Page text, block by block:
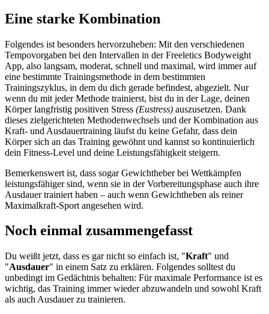
Eine starke Kombination
Folgendes ist besonders hervorzuheben: Mit den verschiedenen
Tempovorgaben bei den Intervallen in der Freeletics Bodyweight
App, also langsam, moderat, schnell und maximal, wird immer auf
eine bestimmte Trainingsmethode in dem bestimmten
Trainingszyklus, in dem du dich gerade befindest, abgezielt. Nur
wenn du mit jeder Methode trainierst, bist du in der Lage, deinen
Körper langfristig positiven Stress (Eustress) auszusetzen. Dank
dieses zielgerichteten Methodenwechsels und der Kombination aus
Kraft- und Ausdauertraining läufst du keine Gefahr, dass dein
Körper sich an das Training gewöhnt und kannst so kontinuierlich
dein Fitness-Level und deine Leistungsfähigkeit steigern.
Bemerkenswert ist, dass sogar Gewichtheber bei Wettkämpfen
leistungsfähiger sind, wenn sie in der Vorbereitungsphase auch ihre
Ausdauer trainiert haben – auch wenn Gewichtheben als reiner
Maximalkraft-Sport angesehen wird.
Noch einmal zusammengefasst
Du weißt jetzt, dass es gar nicht so einfach ist, "Kraft" und
"Ausdauer" in einem Satz zu erklären. Folgendes solltest du
unbedingt im Gedächtnis behalten: Für maximale Performance ist es
wichtig, das Training immer wieder abzuwandeln und sowohl Kraft
als auch Ausdauer zu trainieren.